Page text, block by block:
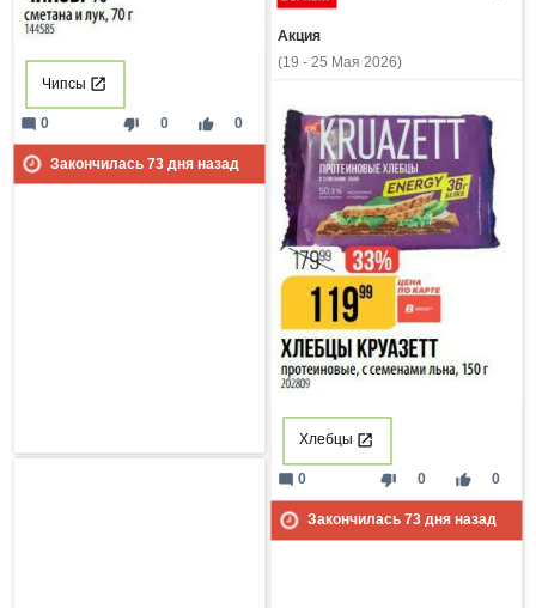
Чипсы
thumb_down 0 thumb_up 0
mode_comment 0
Закончилась 73дня назад
Акция
(19 - 25 Мая 2026)
Хлебцы
thumb_down 0 thumb_up 0
mode_comment 0
Закончилась 73дня назад